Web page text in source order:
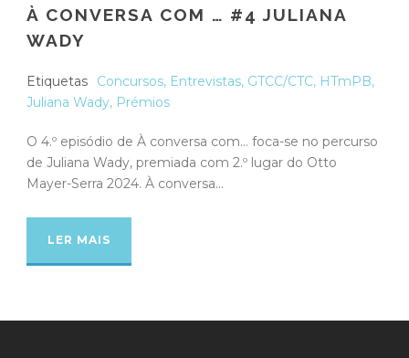
À CONVERSA COM … #4 JULIANA
WADY
Etiquetas Concursos, Entrevistas, GTCC/CTC, HTmPB,
Juliana Wady, Prémios
O 4.º episódio de À conversa com… foca-se no percurso
de Juliana Wady, premiada com 2.º lugar do Otto
Mayer-Serra 2024. À conversa...
LER MAIS